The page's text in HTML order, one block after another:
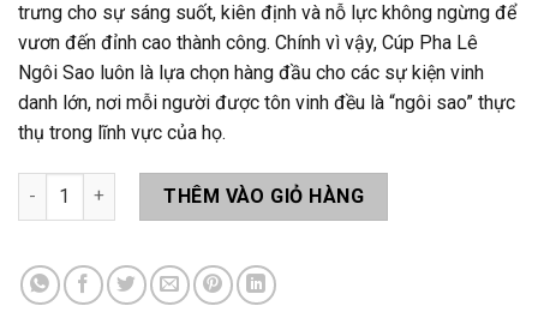
trưng cho sự sáng suốt, kiên định và nỗ lực không ngừng để
vươn đến đỉnh cao thành công. Chính vì vậy, Cúp Pha Lê
Ngôi Sao luôn là lựa chọn hàng đầu cho các sự kiện vinh
danh lớn, nơi mỗi người được tôn vinh đều là “ngôi sao” thực
thụ trong lĩnh vực của họ.
Cúp Ngôi Sao LAS11 số lượngTHÊM VÀO GIỎ HÀNG